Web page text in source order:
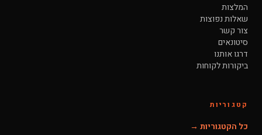
המלצות
שאלות נפוצות
צור קשר
סיטונאים
דרגו אותנו
ביקורות לקוחות
קטגוריות
כל הקטגוריות →